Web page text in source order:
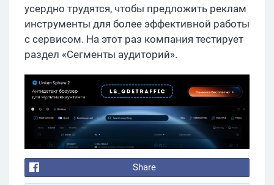
усердно трудятся, чтобы предложить реклам
инструменты для более эффективной работы
с сервисом. На этот раз компания тестирует
раздел «Сегменты аудиторий».
Share